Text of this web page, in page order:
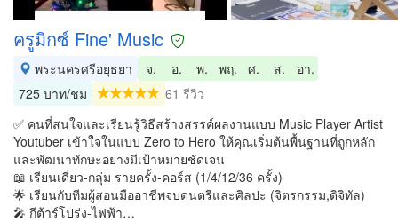
ครูมิกซ์ Fine' Music
พระนครศรีอยุธยา จ. อ. พ. พฤ. ศ. ส.
อา.
725 บาท/ชม
61 รีวิว
✅ คนที่สนใจและเรียนรู้วิธีสร้างสรรค์ผลงานแบบ Music Player Artist
Youtuber เข้าใจในแบบ Zero to Hero ให้คุณเริ่มต้นพื้นฐานที่ถูกหลัก
และพัฒนาทักษะอย่างมีเป้าหมายชัดเจน
📖 เรียนเดี่ยว-กลุ่ม รายครั้ง-คอร์ส (1/4/12/36 ครั้ง)
🌟 เรียนกับทีมผู้สอนมืออาชีพจบดนตรีและศิลปะ (จิตรกรรม,ดิจิทัล)
🎤 กีต้าร์โปร่ง-ไฟฟ้า…